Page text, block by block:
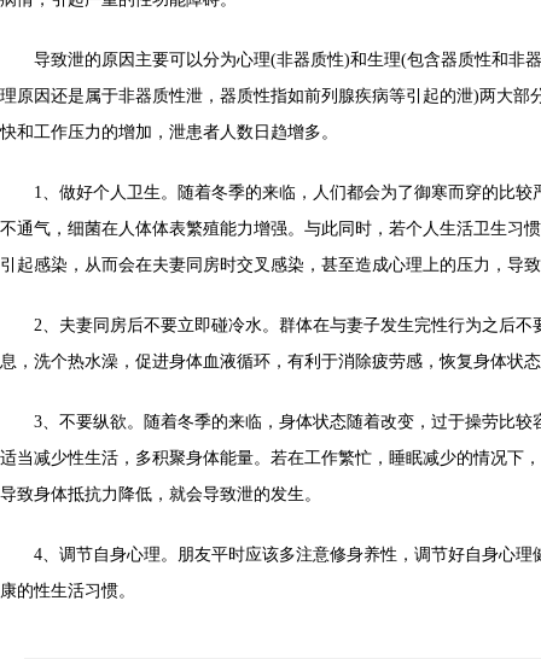
导致泄的原因主要可以分为心理(非器质性)和生理(包含器质性和非
理原因还是属于非器质性泄，器质性指如前列腺疾病等引起的泄)两大部
快和工作压力的增加，泄患者人数日趋增多。
1、做好个人卫生。随着冬季的来临，人们都会为了御寒而穿的比较
不通气，细菌在人体体表繁殖能力增强。与此同时，若个人生活卫生习
引起感染，从而会在夫妻同房时交叉感染，甚至造成心理上的压力，导
2、夫妻同房后不要立即碰冷水。群体在与妻子发生完性行为之后不
息，洗个热水澡，促进身体血液循环，有利于消除疲劳感，恢复身体状
3、不要纵欲。随着冬季的来临，身体状态随着改变，过于操劳比较
适当减少性生活，多积聚身体能量。若在工作繁忙，睡眠减少的情况下
导致身体抵抗力降低，就会导致泄的发生。
4、调节自身心理。朋友平时应该多注意修身养性，调节好自身心理
康的性生活习惯。